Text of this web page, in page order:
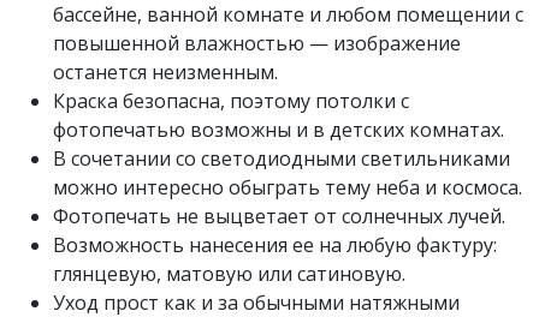
бассейне, ванной комнате и любом помещении с
повышенной влажностью — изображение
останется неизменным.
Краска безопасна, поэтому потолки с
фотопечатью возможны и в детских комнатах.
В сочетании со светодиодными светильниками
можно интересно обыграть тему неба и космоса.
Фотопечать не выцветает от солнечных лучей.
Возможность нанесения ее на любую фактуру:
глянцевую, матовую или сатиновую.
Уход прост как и за обычными натяжными